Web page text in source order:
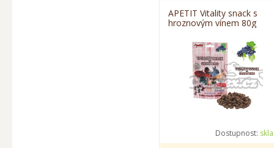
APETIT Vitality snack s
hroznovým vínem 80g
Dostupnost: